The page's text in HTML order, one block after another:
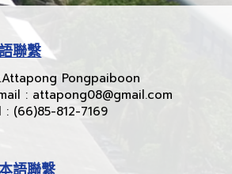
聯繫
Pongpaiboon
: attapong08@gmail.com
: (66)85-812-7169